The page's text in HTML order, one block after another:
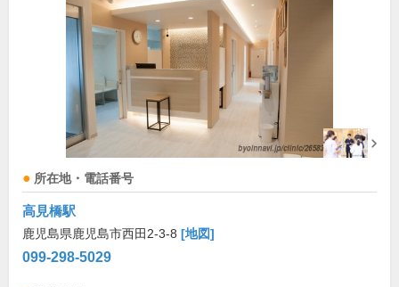
所在地・電話番号
高見橋駅
鹿児島県鹿児島市西田2-3-8 [地図]
099-298-5029